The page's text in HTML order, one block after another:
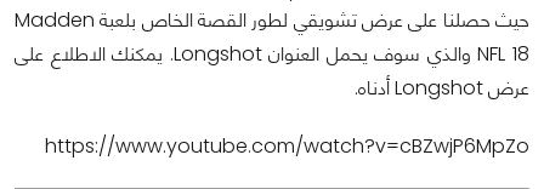
حيث حصلنا على عرض تشويقي لطور القصة الخاص بلعبة Madden
NFL 18 والذي سوف يحمل العنوان Longshot. يمكنك الاطلاع على
عرض Longshot أدناه.
https://www.youtube.com/watch?v=cBZwjP6MpZo